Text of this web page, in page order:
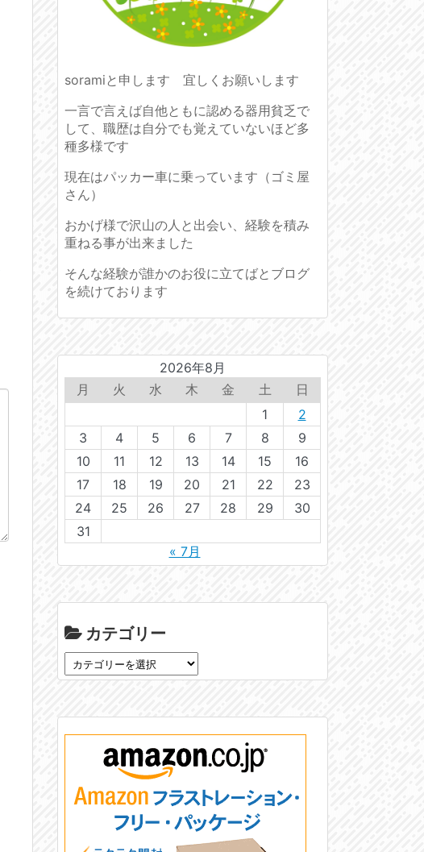
soramiと申します 宜しくお願いします
一言で言えば自他ともに認める器用貧乏で
して、職歴は自分でも覚えていないほど多
種多様です
現在はパッカー車に乗っています（ゴミ屋
さん）
おかげ様で沢山の人と出会い、経験を積み
重ねる事が出来ました
そんな経験が誰かのお役に立てばとブログ
を続けております
2026年8月
月
火 水 木 金 土
日
1
2
3
4 5 6 7 8
9
10
11 12 13 14 15
16
17
18 19 20 21 22
23
24
25 26 27 28 29
30
31
« 7月
カテゴリー